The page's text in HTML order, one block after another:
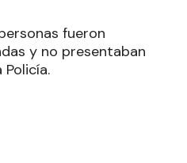
fueron
y no presentaban